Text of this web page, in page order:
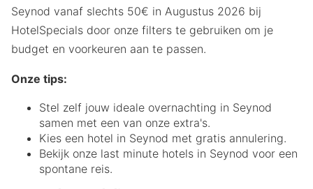
Seynod vanaf slechts 50€ in Augustus 2026 bij
HotelSpecials door onze filters te gebruiken om je
budget en voorkeuren aan te passen.
Onze tips:
Stel zelf jouw ideale overnachting in Seynod
samen met een van onze extra's.
Kies een hotel in Seynod met gratis annulering.
Bekijk onze last minute hotels in Seynod voor een
spontane reis.